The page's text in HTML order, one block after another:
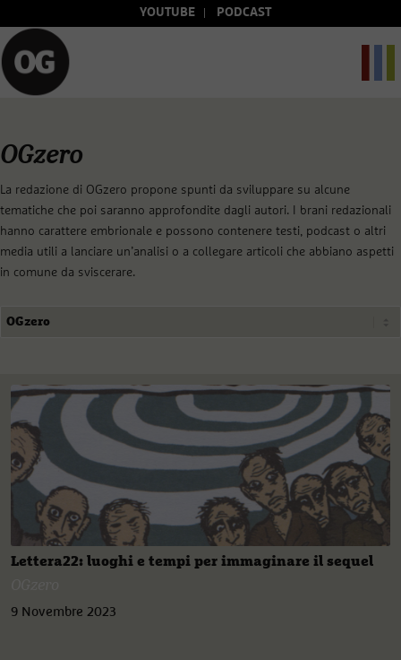
YOUTUBE PODCAST
OGzero
La redazione di OGzero propone spunti da sviluppare su alcune
tematiche che poi saranno approfondite dagli autori. I brani redazionali
hanno carattere embrionale e possono contenere testi, podcast o altri
media utili a lanciare un’analisi o a collegare articoli che abbiano aspetti
in comune da sviscerare.
Lettera22: luoghi e tempi per immaginare il sequel
9 Novembre 2023